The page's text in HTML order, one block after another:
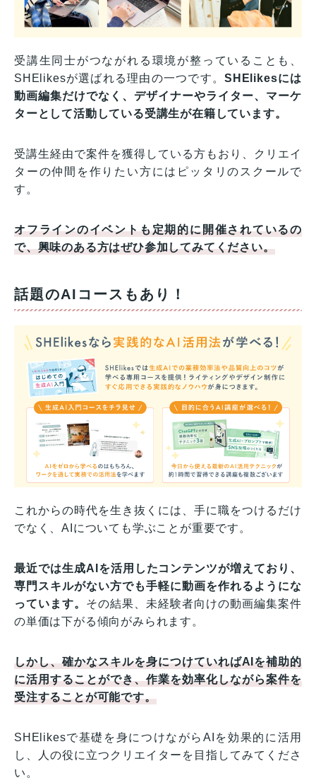
受講生同士がつながれる環境が整っていることも、
SHElikesが選ばれる理由の一つです。SHElikesには
動画編集だけでなく、デザイナーやライター、マーケ
ターとして活動している受講生が在籍しています。
受講生経由で案件を獲得している方もおり、クリエイ
ターの仲間を作りたい方にはピッタリのスクールで
す。
オフラインのイベントも定期的に開催されているの
で、興味のある方はぜひ参加してみてください。
話題のAIコースもあり！
これからの時代を生き抜くには、手に職をつけるだけ
でなく、AIについても学ぶことが重要です。
最近では生成AIを活用したコンテンツが増えており、
専門スキルがない方でも手軽に動画を作れるようにな
っています。 その結果、未経験者向けの動画編集案件
の単価は下がる傾向がみられます。
しかし、確かなスキルを身につけていればAIを補助的
に活用することができ、作業を効率化しながら案件を
受注することが可能です。
SHElikesで基礎を身につけながらAIを効果的に活用
し、人の役に立つクリエイターを目指してみてくださ
い。